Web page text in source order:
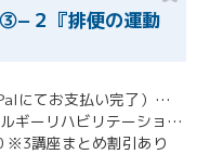
２『排便の運動
お申込み（PayPalにてお支払い完了）後にメール or LINEオープンチャットより、アーカイブ視聴の際に必要なリンクをお送りいたします。
(一社) 日本アレルギーリハビリテーション協会
※3講座まとめ割引あり